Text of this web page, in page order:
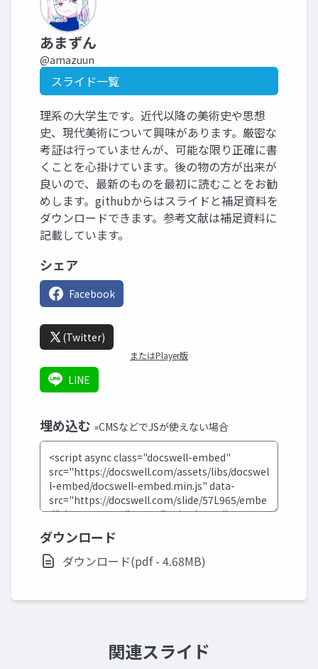
あまずん
@amazuun
スライド一覧
理系の大学生です。近代以降の美術史や思想
史、現代美術について興味があります。厳密な
考証は行っていませんが、可能な限り正確に書
くことを心掛けています。後の物の方が出来が
良いので、最新のものを最初に読むことをお勧
めします。githubからはスライドと補足資料を
ダウンロードできます。参考文献は補足資料に
記載しています。
シェア
Facebook
(Twitter)
またはPlayer版
LINE
埋め込む »CMSなどでJSが使えない場合
ダウンロード
ダウンロード(pdf - 4.68MB)
関連スライド